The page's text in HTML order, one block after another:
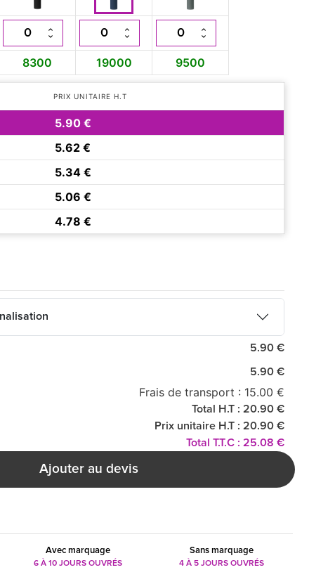
8300 19000 9500
PRIX UNITAIRE H.T
5.90 €
5.62 €
5.34 €
5.06 €
4.78 €
5.90 €
5.90 €
Frais de transport : 15.00 €
Total H.T : 20.90 €
Prix unitaire H.T : 20.90 €
Total T.T.C : 25.08 €
Ajouter au devis
Avec marquage
6 À 10 JOURS OUVRÉS
Sans marquage
4 À 5 JOURS OUVRÉS